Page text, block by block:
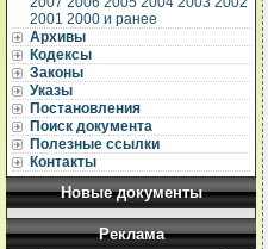
2001 2000 и ранее
Архивы
Кодексы
Законы
Указы
Постановления
Поиск документа
Полезные ссылки
Контакты
Новые документы
Реклама